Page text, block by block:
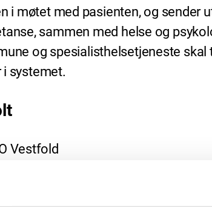
i møtet med pasienten, og sender
sammen med helse og
og spesialisthelsetjeneste
i systemet.
Vestfold